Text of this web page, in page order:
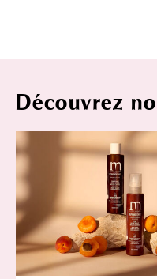
Découvrez